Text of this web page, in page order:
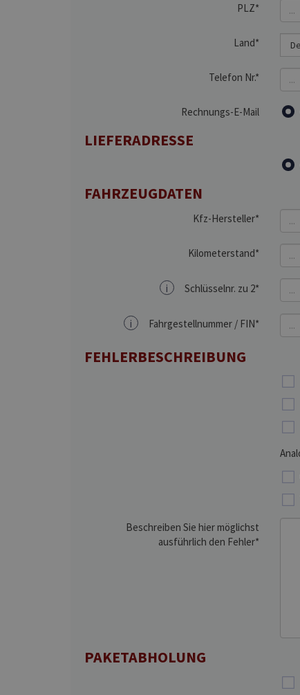
PLZ*
Land*
Telefon Nr.*
Rechnungs-E-Mail
LIEFERADRESSE
FAHRZEUGDATEN
Kfz-Hersteller*
Kilometerstand*
i Schlüsselnr. zu 2*
i Fahrgestellnummer / FIN*
FEHLERBESCHREIBUNG
Beschreiben Sie hier möglichst
ausführlich den Fehler*
PAKETABHOLUNG